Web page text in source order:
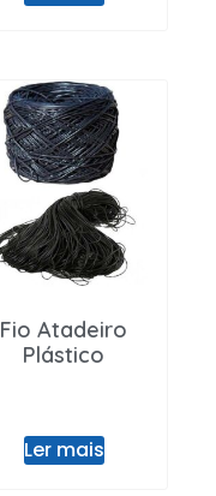
Fio Atadeiro
Plástico
Ler mais